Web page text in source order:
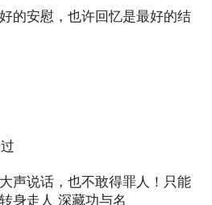
的安慰，也许回忆是最好的结
声说话，也不敢得罪人！只能
身走人 深藏功与名